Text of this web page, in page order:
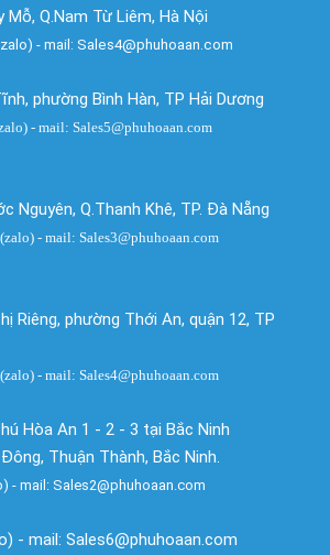
Mỗ, Q.Nam Từ Liêm, Hà Nội
- mail: Sales4@phuhoaan.com
phường Bình Hàn, TP Hải Dương
- mail: Sales5@phuhoaan.com
Nguyên, Q.Thanh Khê, TP. Đà Nẵng
(zalo) - mail: Sales3@phuhoaan.com
Riêng, phường Thới An, quận 12, TP
(zalo) - mail: Sales4@phuhoaan.com
Hòa An 1 - 2 - 3 tại Bắc Ninh
Thuận Thành, Bắc Ninh.
- mail: Sales2@phuhoaan.com
- mail: Sales6@phuhoaan.com